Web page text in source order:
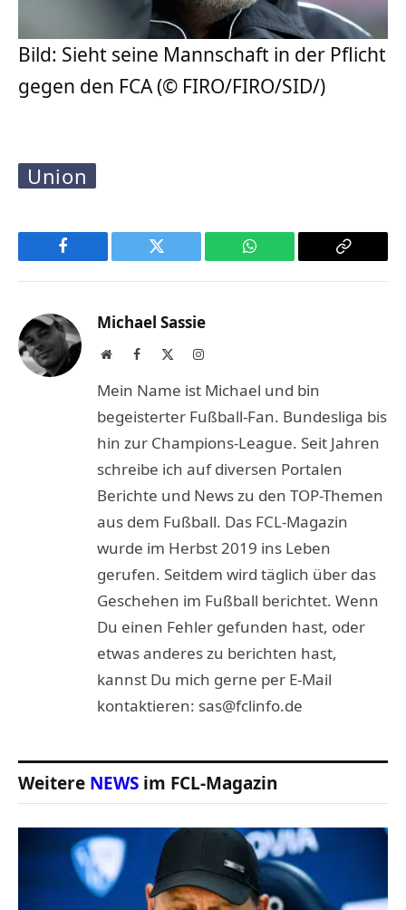
Bild: Sieht seine Mannschaft in der Pflicht
gegen den FCA (© FIRO/FIRO/SID/)
Union
Facebook Twitter WhatsApp
Copy
Michael Sassie
WebsiteFacebook Instagram
Mein Name ist Michael und bin
begeisterter Fußball-Fan. Bundesliga bis
hin zur Champions-League. Seit Jahren
schreibe ich auf diversen Portalen
Berichte und News zu den TOP-Themen
aus dem Fußball. Das FCL-Magazin
wurde im Herbst 2019 ins Leben
gerufen. Seitdem wird täglich über das
Geschehen im Fußball berichtet. Wenn
Du einen Fehler gefunden hast, oder
etwas anderes zu berichten hast,
kannst Du mich gerne per E-Mail
kontaktieren: sas@fclinfo.de
Weitere NEWS im FCL-Magazin